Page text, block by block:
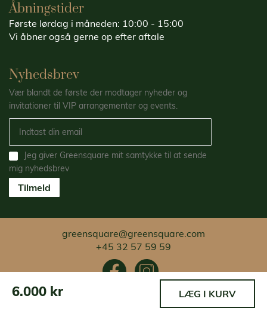
6.000 kr LÆG I KURV
Åbningstider
Første lørdag i måneden: 10:00 - 15:00
Vi åbner også gerne op efter aftale
Nyhedsbrev
Vær blandt de første der modtager nyheder og
invitationer til VIP arrangementer og events.
Jeg giver Greensquare mit samtykke til at sende
mig nyhedsbrev
Tilmeld
greensquare@greensquare.com
+45 32 57 59 59
All Right Reserved 2021 @ GreenSquare